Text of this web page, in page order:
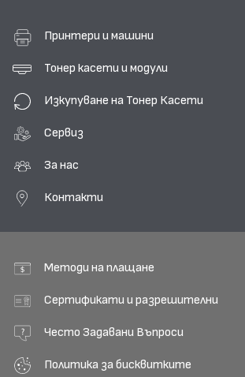
Принтери и машини
Тонер касети и модули
Изкупуване на Тонер Касети
Сервиз
За нас
Контакти
Методи на плащане
Сертификати и разрешителни
Често Задавани Въпроси
Политика за бисквитките